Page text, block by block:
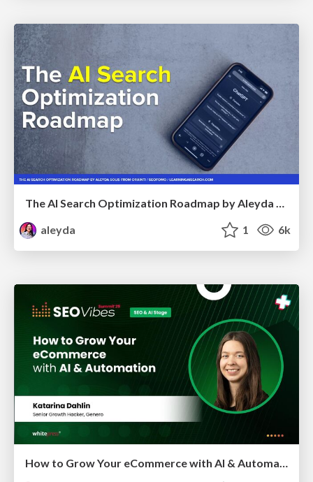
aleyda
1 6k
How to Grow Your eCommerce with AI & Automation